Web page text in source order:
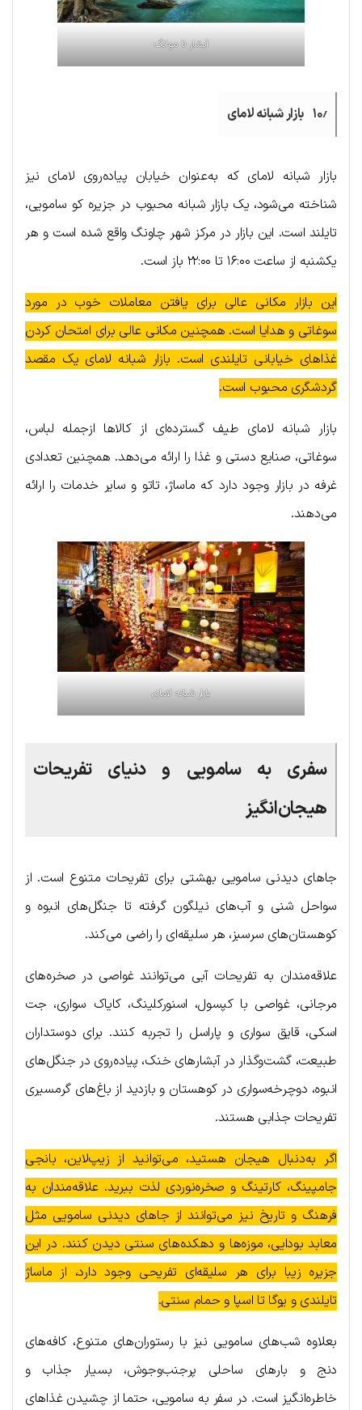
آبشار نا موانگ
۱۰٫ بازار شبانه لامای
بازار شبانه لامای که به‌عنوان خیابان پیاده‌روی لامای نیز
شناخته می‌شود، یک بازار شبانه محبوب در جزیره کو سامویی،
تایلند است. این بازار در مرکز شهر چاونگ واقع شده است و هر
یکشنبه از ساعت ۱۶:۰۰ تا ۲۲:۰۰ باز است.
این بازار مکانی عالی برای یافتن معاملات خوب در مورد
سوغاتی و هدایا است. همچنین مکانی عالی برای امتحان کردن
غذاهای خیابانی تایلندی است. بازار شبانه لامای یک مقصد
گردشگری محبوب است.
بازار شبانه لامای طیف گسترده‌ای از کالاها ازجمله لباس،
سوغاتی، صنایع دستی و غذا را ارائه می‌دهد. همچنین تعدادی
غرفه در بازار وجود دارد که ماساژ، تاتو و سایر خدمات را ارائه
می‌دهند.
بازار شبانه لامای
سفری به سامویی و دنیای تفریحات
هیجان‌انگیز
جاهای دیدنی سامویی بهشتی برای تفریحات متنوع است. از
سواحل شنی و آب‌های نیلگون گرفته تا جنگل‌های انبوه و
کوهستان‌های سرسبز، هر سلیقه‌ای را راضی می‌کند.
علاقه‌مندان به تفریحات آبی می‌توانند غواصی در صخره‌های
مرجانی، غواصی با کپسول، اسنورکلینگ، کایاک سواری، جت
اسکی، قایق سواری و پاراسل را تجربه کنند. برای دوستداران
طبیعت، گشت‌وگذار در آبشارهای خنک، پیاده‌روی در جنگل‌های
انبوه، دوچرخه‌سواری در کوهستان و بازدید از باغ‌های گرمسیری
تفریحات جذابی هستند.
اگر به‌دنبال هیجان هستید، می‌توانید از زیپ‌لاین، بانجی
جامپینگ، کارتینگ و صخره‌نوردی لذت ببرید. علاقه‌مندان به
فرهنگ و تاریخ نیز می‌توانند از جاهای دیدنی سامویی مثل
معابد بودایی، موزه‌ها و دهکده‌های سنتی دیدن کنند. در این
جزیره زیبا برای هر سلیقه‌ای تفریحی وجود دارد، از ماساژ
تایلندی و یوگا تا اسپا و حمام سنتی.
بعلاوه شب‌های سامویی نیز با رستوران‌های متنوع، کافه‌های
دنج و بارهای ساحلی پرجنب‌وجوش، بسیار جذاب و
خاطره‌انگیز است. در سفر به سامویی، حتما از چشیدن غذاهای